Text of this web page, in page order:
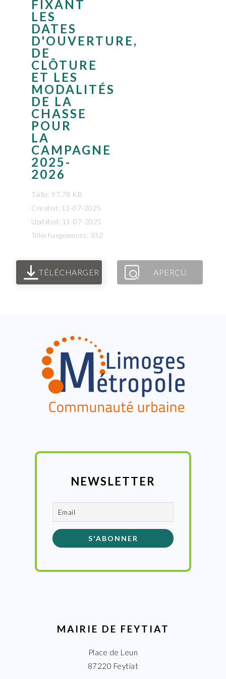
FIXANT
LES
DATES
D'OUVERTURE,
DE
CLÔTURE
ET LES
MODALITÉS
DE LA
CHASSE
POUR
LA
CAMPAGNE
2025-
2026
Taille: 97.78 KB
Created: 11-07-2025
Updated: 11-07-2025
Téléchargements: 332
TÉLÉCHARGER APERÇU
NEWSLETTER
MAIRIE DE FEYTIAT
Place de Leun
87220 Feytiat